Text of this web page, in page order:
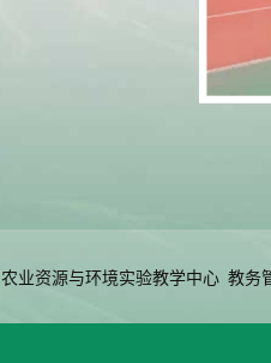
农业资源与环境实验教学中心 教务